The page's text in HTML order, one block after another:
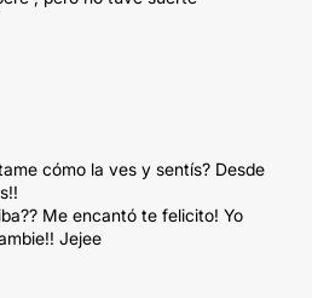
cómo la ves y sentís? Desde
Me encantó te felicito! Yo
Jejee